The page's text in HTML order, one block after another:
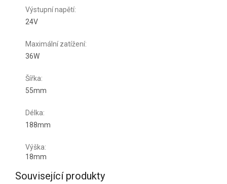
Výstupní napětí:
24V
Maximální zatížení:
36W
Šířka:
55mm
Délka:
188mm
Výška:
18mm
Související produkty